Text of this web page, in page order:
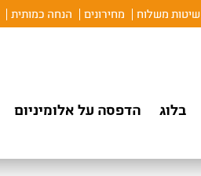
שיטות משלוח מחירונים הנחה כמותית
בלוג הדפסה על אלומיניום